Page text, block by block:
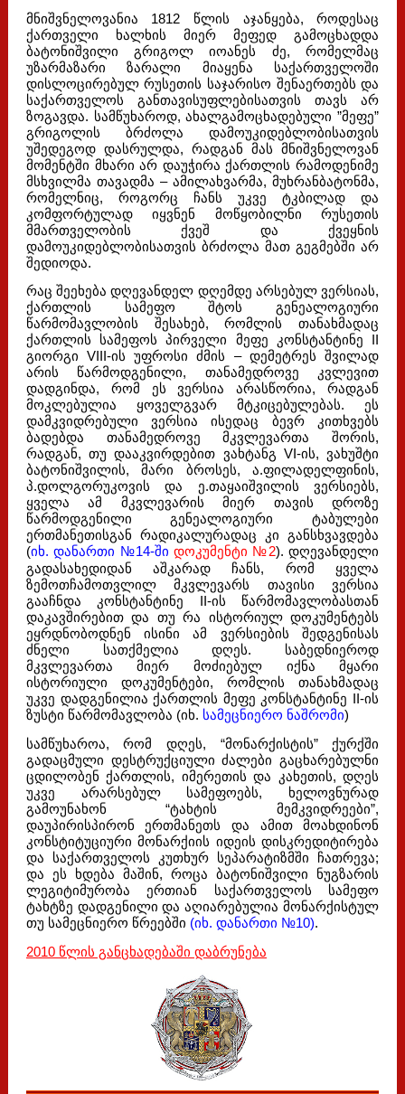
მნიშვნელოვანია 1812 წლის აჯანყება, როდესაც
ქართველი ხალხის მიერ მეფედ გამოცხადდა
ბატონიშვილი გრიგოლ იოანეს ძე, რომელმაც
უზარმაზარი ზარალი მიაყენა საქართველოში
დისლოცირებულ რუსეთის საჯარისო შენაერთებს და
საქართველოს განთავისუფლებისათვის თავს არ
ზოგავდა. სამწუხაროდ, ახალგამოცხადებული ”მეფე”
გრიგოლის ბრძოლა დამოუკიდებლობისათვის
უშედეგოდ დასრულდა, რადგან მას მნიშვნელოვან
მომენტში მხარი არ დაუჭირა ქართლის რამოდენიმე
მსხვილმა თავადმა – ამილახვარმა, მუხრანბატონმა,
რომელნიც, როგორც ჩანს უკვე ტკბილად და
კომფორტულად იყვნენ მოწყობილნი რუსეთის
მმართველობის ქვეშ და ქვეყნის
დამოუკიდებლობისათვის ბრძოლა მათ გეგმებში არ
შედიოდა.
რაც შეეხება დღევანდელ დღემდე არსებულ ვერსიას,
ქართლის სამეფო შტოს გენეალოგიური
წარმომავლობის შესახებ, რომლის თანახმადაც
ქართლის სამეფოს პირველი მეფე კონსტანტინე II
გიორგი VIII-ის უფროსი ძმის – დემეტრეს შვილად
არის წარმოდგენილი, თანამედროვე კვლევით
დადგინდა, რომ ეს ვერსია არასწორია, რადგან
მოკლებულია ყოველგვარ მტკიცებულებას. ეს
დამკვიდრებული ვერსია ისედაც ბევრ კითხვებს
ბადებდა თანამედროვე მკვლევართა შორის,
რადგან, თუ დააკვირდებით ვახტანგ VI-ის, ვახუშტი
ბატონიშვილის, მარი ბროსეს, ა.ფილადელფინის,
პ.დოლგორუკოვის და ე.თაყაიშვილის ვერსიებს,
ყველა ამ მკვლევარის მიერ თავის დროზე
წარმოდგენილი გენეალოგიური ტაბულები
ერთმანეთისგან რადიკალურადაც კი განსხვავდება
(იხ. დანართი №14-შიდოკუმენტი №2). დღევანდელი
გადასახედიდან აშკარად ჩანს, რომ ყველა
ზემოთჩამოთვლილ მკვლევარს თავისი ვერსია
გააჩნდა კონსტანტინე II-ის წარმომავლობასთან
დაკავშირებით და თუ რა ისტორიულ დოკუმენტებს
ეყრდნობოდნენ ისინი ამ ვერსიების შედგენისას
ძნელი სათქმელია დღეს. საბედნიეროდ
მკვლევართა მიერ მოძიებულ იქნა მყარი
ისტორიული დოკუმენტები, რომლის თანახმადაც
უკვე დადგენილია ქართლის მეფე კონსტანტინე II-ის
ზუსტი წარმომავლობა (იხ. სამეცნიერო ნაშრომი)
სამწუხაროა, რომ დღეს, “მონარქისტის” ქურქში
გადაცმული დესტრუქციული ძალები გაცხარებულნი
ცდილობენ ქართლის, იმერეთის და კახეთის, დღეს
უკვე არარსებულ სამეფოებს, ხელოვნურად
გამოუნახონ “ტახტის მემკვიდრეები”,
დაუპირისპირონ ერთმანეთს და ამით მოახდინონ
კონსტიტუციური მონარქიის იდეის დისკრედიტირება
და საქართველოს კუთხურ სეპარატიზმში ჩათრევა;
და ეს ხდება მაშინ, როცა ბატონიშვილი ნუგზარის
ლეგიტიმურობა ერთიან საქართველოს სამეფო
ტახტზე დადგენილი და აღიარებულია მონარქისტულ
თუ სამეცნიერო წრეებში (იხ. დანართი №10).
2010 წლის განცხადებაში დაბრუნება